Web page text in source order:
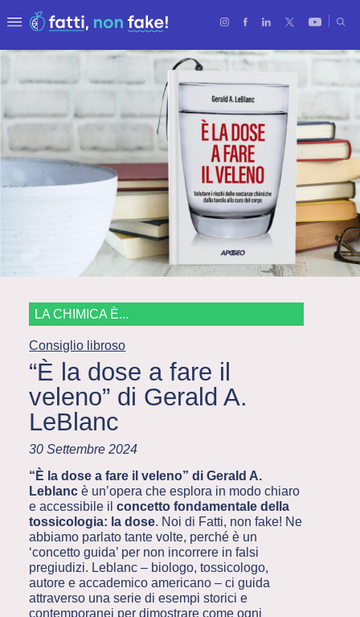
LA CHIMICA È...
Consiglio libroso
“È la dose a fare il
veleno” di Gerald A.
LeBlanc
30 Settembre 2024
“È la dose a fare il veleno” di Gerald A.
Leblanc è un’opera che esplora in modo chiaro
e accessibile ilconcetto fondamentale della
tossicologia: la dose. Noi di Fatti, non fake! Ne
abbiamo parlato tante volte, perché è un
‘concetto guida’ per non incorrere in falsi
pregiudizi. Leblanc – biologo, tossicologo,
autore e accademico americano – ci guida
attraverso una serie di esempi storici e
contemporanei per dimostrare come ogni